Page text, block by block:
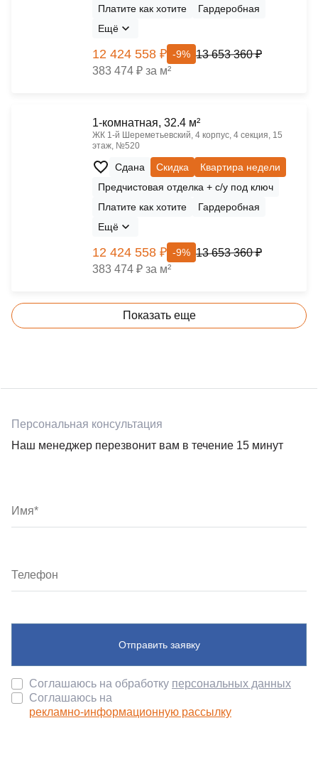
Платите как хотите
Гардеробная
Ещё
12 424 558 ₽ -9% 13 653 360 ₽
383 474 ₽ за м²
1-комнатная, 32.4 м²
ЖК 1‑й Шереметьевский, 4 корпус, 4 секция, 15
этаж, №520
Сдана Скидка
Квартира недели
Предчистовая отделка + с/у под ключ
Платите как хотите
Гардеробная
Ещё
12 424 558 ₽ -9% 13 653 360 ₽
383 474 ₽ за м²
Показать еще
Персональная консультация
Наш менеджер перезвонит вам в течение 15 минут
Отправить заявку
Соглашаюсь на обработку персональных данных
Соглашаюсь на
рекламно-информационную рассылку